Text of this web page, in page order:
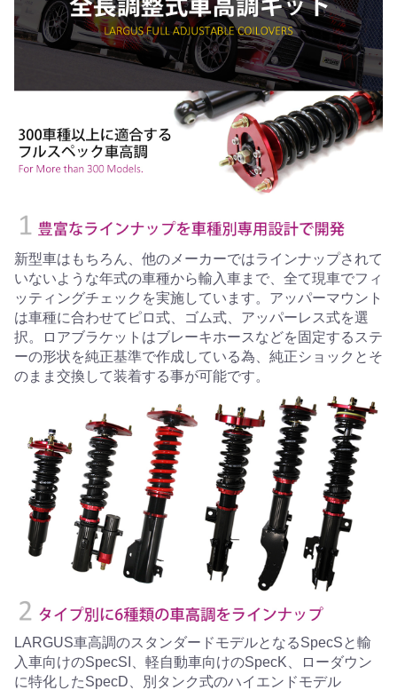
新型車はもちろん、他のメーカーではラインナップされて
いないような年式の車種から輸入車まで、全て現車でフィ
ッティングチェックを実施しています。アッパーマウント
は車種に合わせてピロ式、ゴム式、アッパーレス式を選
択。ロアブラケットはブレーキホースなどを固定するステ
ーの形状を純正基準で作成している為、純正ショックとそ
のまま交換して装着する事が可能です。
LARGUS車高調のスタンダードモデルとなるSpecSと輸
入車向けのSpecSI、軽自動車向けのSpecK、ローダウン
に特化したSpecD、別タンク式のハイエンドモデル